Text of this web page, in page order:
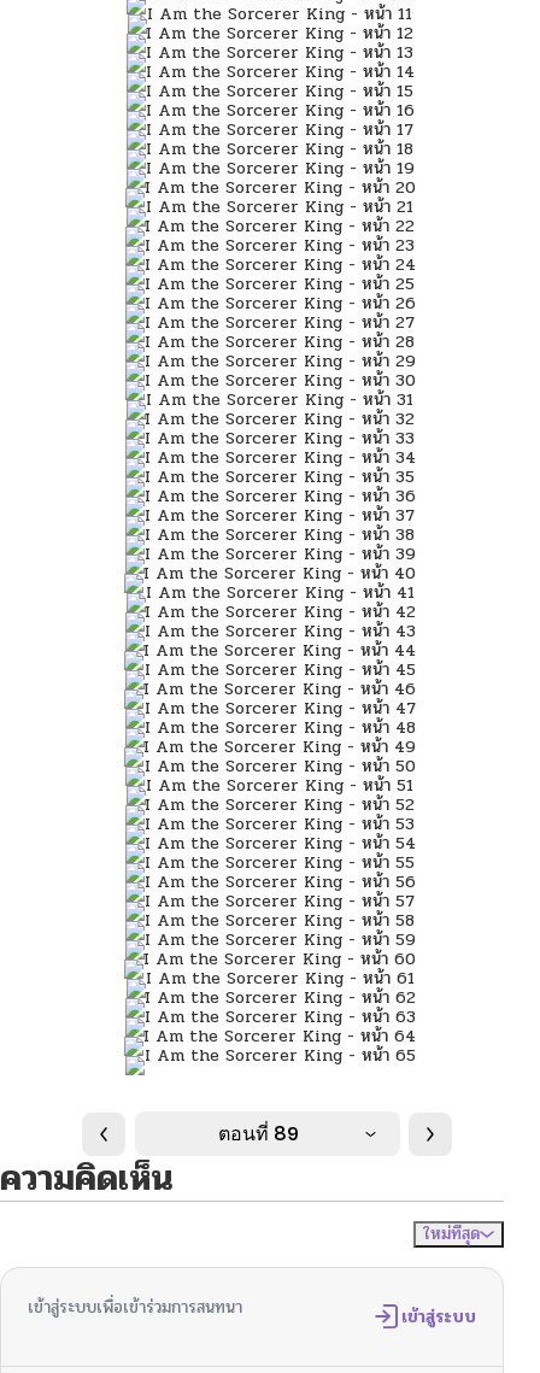
ตอนที่ 89
ความคิดเห็น
ใหม่ที่สุด
เข้าสู่ระบบเพื่อเข้าร่วมการสนทนา เข้าสู่ระบบ